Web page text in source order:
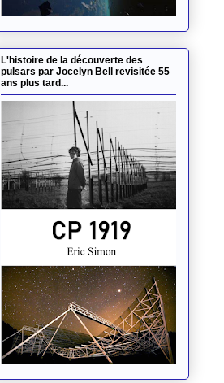
L'histoire de la découverte des
pulsars par Jocelyn Bell revisitée 55
ans plus tard...